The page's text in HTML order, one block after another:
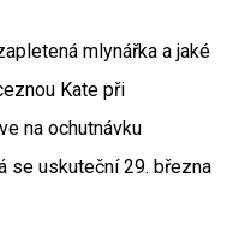
mlynářka a jaké
Kate při
na ochutnávku
se uskuteční 29. března